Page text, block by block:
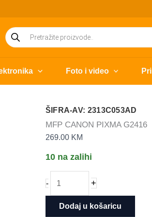
Products
search
Foto i video
ŠIFRA-AV: 2313C053AD
MFP CANON PIXMA G2416
269.00 KM
10 na zalihi
-
CANON
+
Dodaj u košaricu